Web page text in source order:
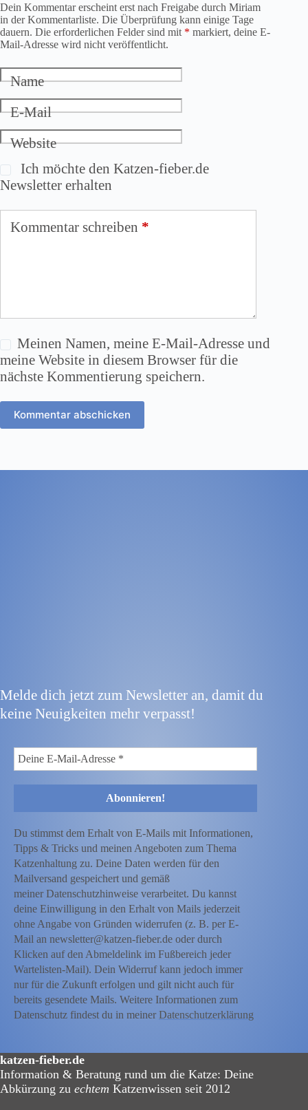
Dein Kommentar erscheint erst nach Freigabe durch Miriam
in der Kommentarliste. Die Überprüfung kann einige Tage
dauern. Die erforderlichen Felder sind mit * markiert, deine E-
Mail-Adresse wird nicht veröffentlicht.
Name
E-Mail
Website
Ich möchte den Katzen-fieber.de
Newsletter erhalten
Kommentar schreiben *
Meinen Namen, meine E-Mail-Adresse und
meine Website in diesem Browser für die
nächste Kommentierung speichern.
Kommentar abschicken
Melde dich jetzt zum Newsletter an, damit du
keine Neuigkeiten mehr verpasst!
Du stimmst dem Erhalt von E-Mails mit Informationen,
Tipps & Tricks und meinen Angeboten zum Thema
Katzenhaltung zu. Deine Daten werden für den
Mailversand gespeichert und gemäß
meiner Datenschutzhinweise verarbeitet. Du kannst
deine Einwilligung in den Erhalt von Mails jederzeit
ohne Angabe von Gründen widerrufen (z. B. per E-
Mail an newsletter@katzen-fieber.de oder durch
Klicken auf den Abmeldelink im Fußbereich jeder
Wartelisten-Mail). Dein Widerruf kann jedoch immer
nur für die Zukunft erfolgen und gilt nicht auch für
bereits gesendete Mails. Weitere Informationen zum
Datenschutz findest du in meinerDatenschutzerklärung
katzen-fieber.de
Information & Beratung rund um die Katze: Deine
Abkürzung zu echtem Katzenwissen seit 2012